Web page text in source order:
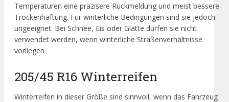
Temperaturen eine präzisere Rückmeldung und meist bessere
Trockenhaftung. Für winterliche Bedingungen sind sie jedoch
ungeeignet. Bei Schnee, Eis oder Glätte dürfen sie nicht
verwendet werden, wenn winterliche Straßenverhältnisse
vorliegen.
205/45 R16 Winterreifen
Winterreifen in dieser Größe sind sinnvoll, wenn das Fahrzeug